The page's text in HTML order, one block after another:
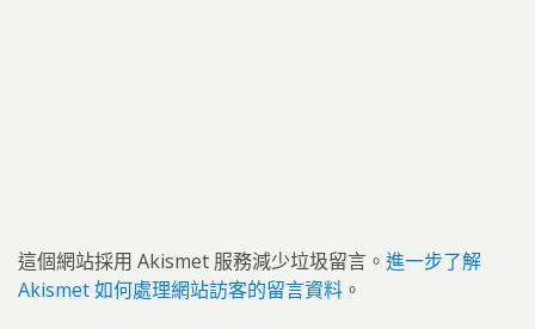
這個網站採用 Akismet 服務減少垃圾留言。 進一步了解
Akismet 如何處理網站訪客的留言資料 。